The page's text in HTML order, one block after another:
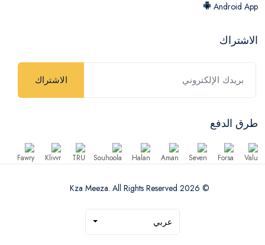
Android App
الاشتراك
الاشتراك
طرق الدفع
© 2026 Kza Meeza. All Rights Reserved
عربي